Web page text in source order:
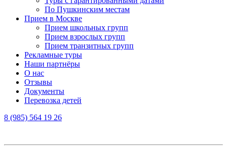
По Пушкинским местам
Прием в Москве
Прием школьных групп
Прием взрослых групп
Прием транзитных групп
Рекламные туры
Наши партнёры
О нас
Отзывы
Документы
Перевозка детей
8 (985) 564 19 26